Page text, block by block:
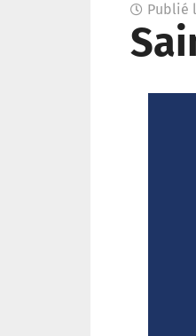
Publié